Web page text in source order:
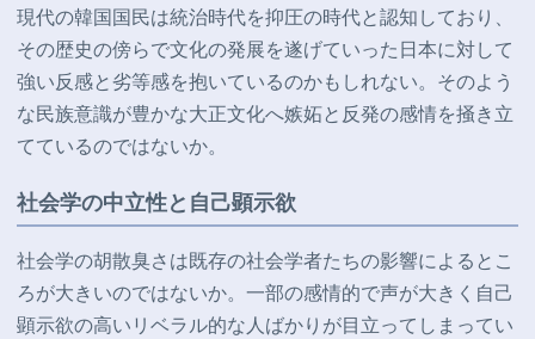
現代の韓国国民は統治時代を抑圧の時代と認知しており、
その歴史の傍らで文化の発展を遂げていった日本に対して
強い反感と劣等感を抱いているのかもしれない。そのよう
な民族意識が豊かな大正文化へ嫉妬と反発の感情を掻き立
てているのではないか。
社会学の中立性と自己顕示欲
社会学の胡散臭さは既存の社会学者たちの影響によるとこ
ろが大きいのではないか。一部の感情的で声が大きく自己
顕示欲の高いリベラル的な人ばかりが目立ってしまってい